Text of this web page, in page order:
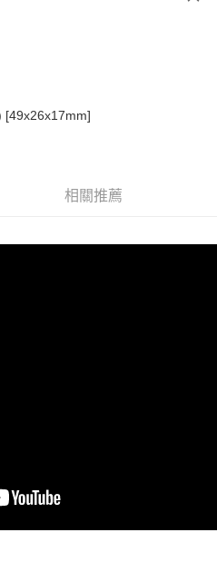
[49x26x17mm]
相關推薦